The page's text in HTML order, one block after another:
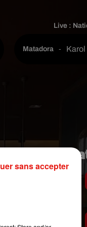
Live :
Matadora - Karol
Mundo
sans accepter